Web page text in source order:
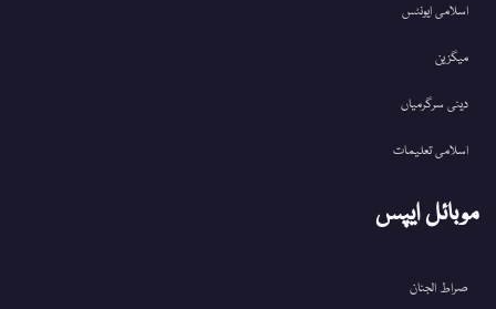
اسلامی ایونٹس
میگزین
دینی سرگرمیاں
اسلامی تعلیمات
موبائل ایپس
صراط الجنان